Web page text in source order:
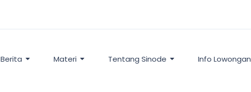
Berita Materi Tentang Sinode Info Lowongan